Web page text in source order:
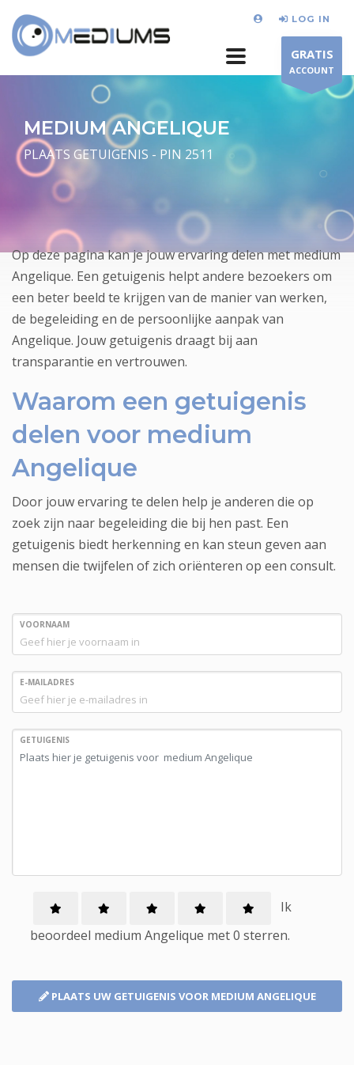
LOG IN
GRATIS
ACCOUNT
MEDIUM ANGELIQUE
PLAATS GETUIGENIS - PIN 2511
Op deze pagina kan je jouw ervaring delen met medium
Angelique. Een getuigenis helpt andere bezoekers om
een beter beeld te krijgen van de manier van werken,
de begeleiding en de persoonlijke aanpak van
Angelique. Jouw getuigenis draagt bij aan
transparantie en vertrouwen.
Waarom een getuigenis
delen voor medium
Angelique
Door jouw ervaring te delen help je anderen die op
zoek zijn naar begeleiding die bij hen past. Een
getuigenis biedt herkenning en kan steun geven aan
mensen die twijfelen of zich oriënteren op een consult.
VOORNAAM
E-MAILADRES
GETUIGENIS
Ik
beoordeel medium Angelique met0 sterren.
PLAATS UW GETUIGENIS VOOR MEDIUM ANGELIQUE